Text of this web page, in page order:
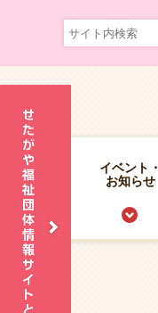
イベント・
お知らせ